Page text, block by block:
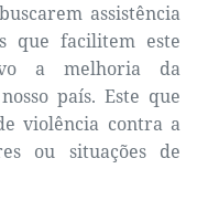
assistência
que facilitem este
a melhoria da
país. Este que
violência contra a
ou situações de